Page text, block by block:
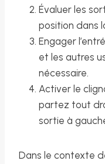
Évaluer les
position dans
Engager
et les autres
nécessaire.
Activer le
partez tout
sortie à
Dans le contexte